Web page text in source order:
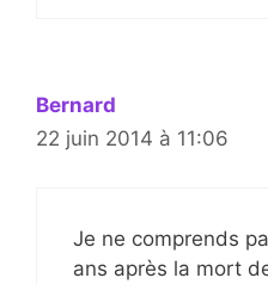
Bernard
22 juin 2014 à 11:06
Je ne comprends
ans après la mort